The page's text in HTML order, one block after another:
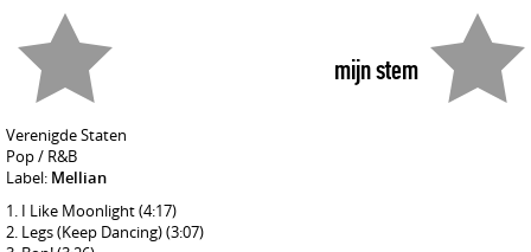
mijn stem
Verenigde Staten
Pop / R&B
Label: Mellian
I Like Moonlight(4:17)
Legs (Keep Dancing)(3:07)